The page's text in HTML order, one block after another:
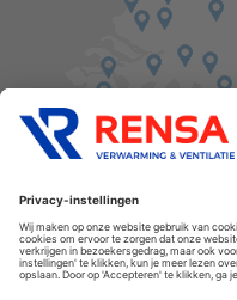
Cookies